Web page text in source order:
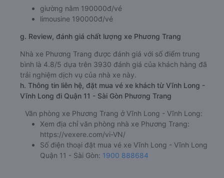
giường nằm 190000đ/vé
limousine 190000đ/vé
g. Review, đánh giá chất lượng xe Phương Trang
Nhà xe Phương Trang được đánh giá với số điểm trung
bình là 4.8/5 dựa trên 3930 đánh giá của khách hàng đã
trải nghiệm dịch vụ của nhà xe này.
h. Thông tin liên hệ, đặt mua vé xe khách từ Vĩnh Long -
Vĩnh Long đi Quận 11 - Sài Gòn Phương Trang
Văn phòng xe Phương Trang ở Vĩnh Long - Vĩnh Long:
Xem địa chỉ văn phòng nhà xe Phương Trang:
https://vexere.com/vi-VN/
Số điện thoại đặt mua vé xe Vĩnh Long - Vĩnh Long
Quận 11 - Sài Gòn: 1900 888684